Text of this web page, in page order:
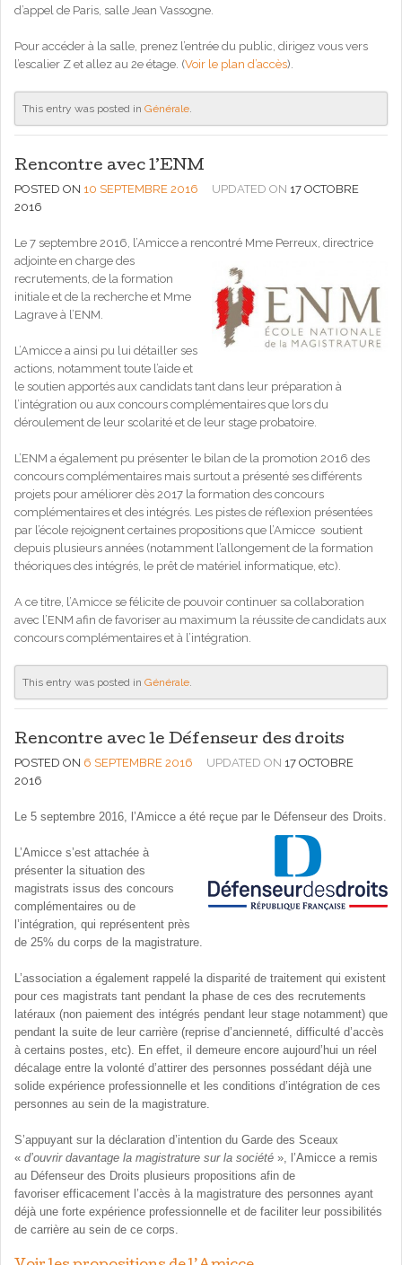
d’appel de Paris, salle Jean Vassogne.
Pour accéder à la salle, prenez l’entrée du public, dirigez vous vers
l’escalier Z et allez au 2e étage. (Voir le plan d’accès).
This entry was posted in Générale.
Rencontre avec l’ENM
POSTED ON 10 SEPTEMBRE 2016 UPDATED ON 17 OCTOBRE
2016
Le 7 septembre 2016, l’Amicce a rencontré Mme Perreux, directrice
adjointe en charge des
recrutements, de la formation
initiale et de la recherche et Mme
Lagrave à l’ENM.
L’Amicce a ainsi pu lui détailler ses
actions, notamment toute l’aide et
le soutien apportés aux candidats tant dans leur préparation à
l’intégration ou aux concours complémentaires que lors du
déroulement de leur scolarité et de leur stage probatoire.
L’ENM a également pu présenter le bilan de la promotion 2016 des
concours complémentaires mais surtout a présenté ses différents
projets pour améliorer dès 2017 la formation des concours
complémentaires et des intégrés. Les pistes de réflexion présentées
par l’école rejoignent certaines propositions que l’Amicce soutient
depuis plusieurs années (notamment l’allongement de la formation
théoriques des intégrés, le prêt de matériel informatique, etc).
A ce titre, l’Amicce se félicite de pouvoir continuer sa collaboration
avec l’ENM afin de favoriser au maximum la réussite de candidats aux
concours complémentaires et à l’intégration.
This entry was posted in Générale.
Rencontre avec le Défenseur des droits
POSTED ON 6 SEPTEMBRE 2016 UPDATED ON 17 OCTOBRE
2016
Le 5 septembre 2016, l’Amicce a été reçue par le Défenseur des Droits.
L’Amicce s’est attachée à
présenter la situation des
magistrats issus des concours
complémentaires ou de
l’intégration, qui représentent près
de 25% du corps de la magistrature.
L’association a également rappelé la disparité de traitement qui existent
pour ces magistrats tant pendant la phase de ces des recrutements
latéraux (non paiement des intégrés pendant leur stage notamment) que
pendant la suite de leur carrière (reprise d’ancienneté, difficulté d’accès
à certains postes, etc). En effet, il demeure encore aujourd’hui un réel
décalage entre la volonté d’attirer des personnes possédant déjà une
solide expérience professionnelle et les conditions d’intégration de ces
personnes au sein de la magistrature.
S’appuyant sur la déclaration d’intention du Garde des Sceaux
« d’ouvrir davantage la magistrature sur la société », l’Amicce a remis
au Défenseur des Droits plusieurs propositions afin de
favoriser efficacement l’accès à la magistrature des personnes ayant
déjà une forte expérience professionnelle et de faciliter leur possibilités
de carrière au sein de ce corps.